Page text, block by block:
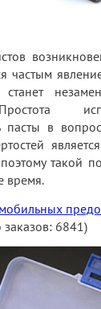
частым
пасты в
такой
время.
заказов: 6841)